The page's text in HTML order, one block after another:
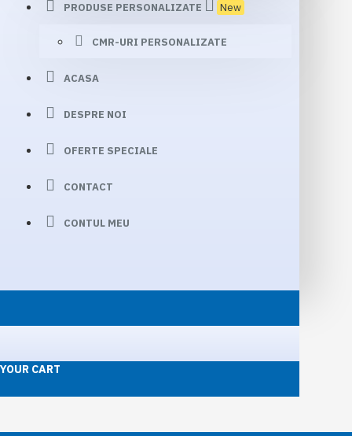
PRODUSE PERSONALIZATE New
CMR-URI PERSONALIZATE
ACASA
DESPRE NOI
OFERTE SPECIALE
CONTACT
CONTUL MEU
YOUR CART